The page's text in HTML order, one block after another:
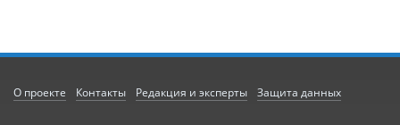
О проекте Контакты Редакция и эксперты Защита данных